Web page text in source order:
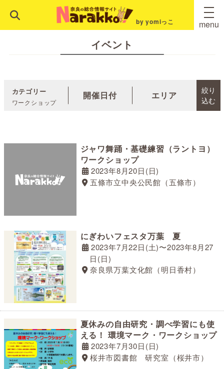
by yomiっこ menu
イベント
カテゴリー
ワークショップ
開催日付 エリア
絞り
込む
ジャワ舞踊・基礎練習（ラントヨ）
ワークショップ
2023年8月20日(日)
五條市立中央公民館（五條市）
にぎわいフェスタ万葉 夏
2023年7月22日(土)〜2023年8月27
日(日)
奈良県万葉文化館（明日香村）
夏休みの自由研究・調べ学習にも使
える！ 環境マーク・ワークショップ
2023年7月30日(日)
桜井市図書館 研究室（桜井市）